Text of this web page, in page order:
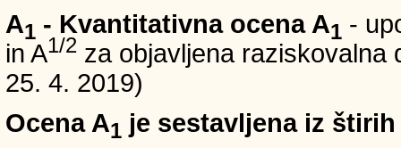
A1 - Kvantitativna ocena A1 -
in A1/2 za objavljena raziskovalna
25. 4. 2019)
Ocena A1 je sestavljena iz